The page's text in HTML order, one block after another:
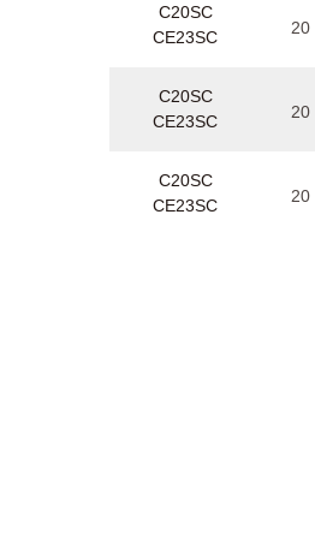
C20SC
CE23SC
20
C20SC
CE23SC
20
C20SC
CE23SC
20